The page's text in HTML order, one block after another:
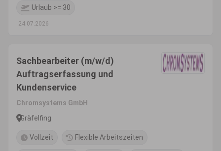
Urlaub >= 30
24.07.2026
Sachbearbeiter (m/w/d)
Auftragserfassung und
Kundenservice
Chromsystems GmbH
Gräfelfing
Vollzeit Flexible Arbeitszeiten